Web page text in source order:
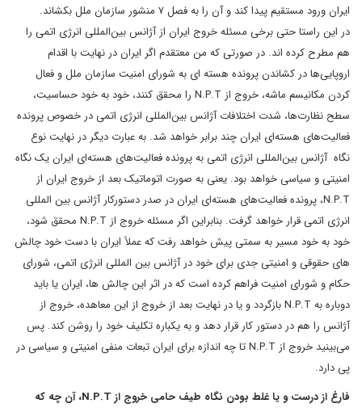
ایران ورود مستقیم پیدا کند و آن را به فصل ۷ منشور سازمان ملل بکشاند.
در این راستا حتی برخی مسئله خروج ایران از آژانس بین‌المللی انرژی اتمی را
هم مطرح کرده اند. در صورتی که من معتقدم اگر ایران در نهایت با اقدام
اروپایی‌ها در کشاندن پرونده هسته ای به شورای امنیت سازمان ملل و فعال
کردن مکانیسم ماشه، خروج از N.P.T را محقق کنند، خود به خود حساسیت،
سطح نظارت‌ها، شدت اختلافات آژانس بین‌المللی انرژی اتمی در خصوص پرونده
فعالیت‌های هسته‌ای ایران چند برابر خواهد شد. به عبارت دیگر در نهایت نوع
نگاه آژانس بین‌المللی انرژی اتمی به پرونده فعالیت‌های هسته‌ای ایران یک نگاه
امنیتی و سیاسی خواهد بود. یعنی به صورت اتوماتیک بعد از خروج ایران از
N.P.T، پرونده فعالیت‌های هسته‌ای ایران در صدر دستورکار آژانس بین المللی
انرژی اتمی قرار خواهد گرفت. بنابراین اگر مسئله خروج از N.P.T محقق شود،
خود به خود مسیر به سمتی پیش خواهد رفت که عملاً ایران با دست خود چالش
های حقوقی و امنیتی جدی برای خود در آژانس بین المللی انرژی اتمی، شورای
حکام و شورای امنیت فراهم کرده است که در اثر این چالش ها، ایران یا باید
دوباره به N.P.T بازگردد و یا در نهایت بعد از خروج از این معاهده، خروج از
آژانس را هم در دستور کار قرار دهد و به یکباره تکلیف خود را روشن کند. پس
می‌بینید خروج از N.P.T تا چه اندازه برای ایران تبعات منفی امنیتی و سیاسی در
پی دارد.
فارغ از درست و یا غلط بودن نگاه طیف حامی خروج از N.P.T، آن چه که